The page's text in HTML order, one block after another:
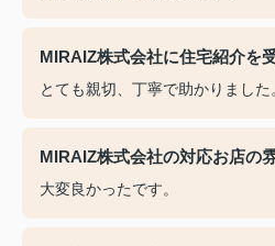
MIRAIZ株式会社に住宅紹介を
とても親切、丁寧で助かりました
MIRAIZ株式会社の対応お店の
大変良かったです。